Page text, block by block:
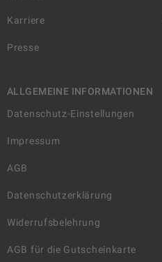
Karriere
Presse
ALLGEMEINE INFORMATIONEN
Datenschutz-Einstellungen
Impressum
AGB
Datenschutzerklärung
Widerrufsbelehrung
AGB für die Gutscheinkarte